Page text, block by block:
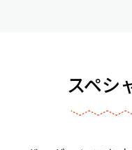
スペシ